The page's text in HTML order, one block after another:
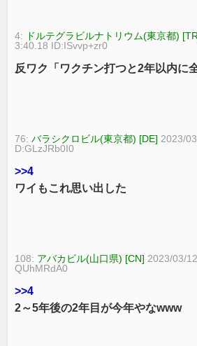
4: ドルテグラビルナトリウム(東京都)
3:40.18 ID:ISvvp+zr0
反ワク「ワクチン打つと2年以内に
76:バラシクロビル(東京都) [DE] 2023/
D:GLzJRb0I0
>>4
ワイもこれ思い出した
108: アバカビル(山口県) [CN] 2023/03/
QUhMRdA0
>>4
2～5年後の2年目が今年やなwww